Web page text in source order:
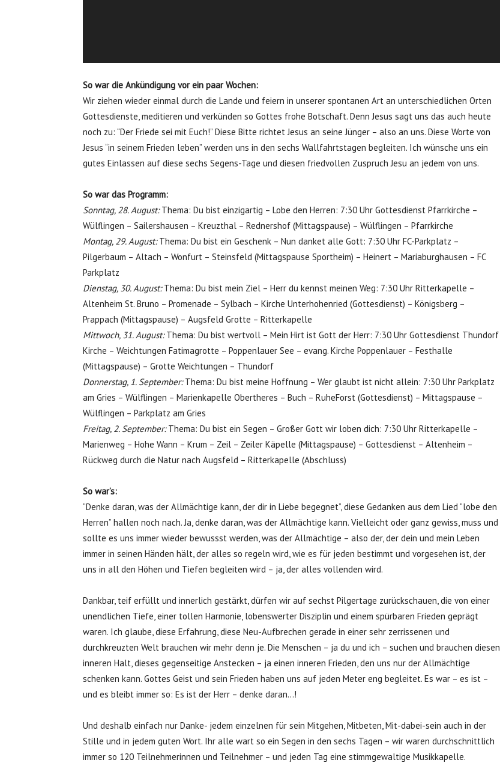
So war die Ankündigung vor ein paar Wochen:
Wir ziehen wieder einmal durch die Lande und feiern in unserer spontanen Art an unterschiedlichen Orten
Gottesdienste, meditieren und verkünden so Gottes frohe Botschaft. Denn Jesus sagt uns das auch heute
noch zu: “Der Friede sei mit Euch!” Diese Bitte richtet Jesus an seine Jünger – also an uns. Diese Worte von
Jesus “in seinem Frieden leben” werden uns in den sechs Wallfahrtstagen begleiten. Ich wünsche uns ein
gutes Einlassen auf diese sechs Segens-Tage und diesen friedvollen Zuspruch Jesu an jedem von uns.
So war das Programm:
Sonntag, 28. August:Thema: Du bist einzigartig – Lobe den Herren: 7:30 Uhr Gottesdienst Pfarrkirche –
Wülflingen – Sailershausen – Kreuzthal – Rednershof (Mittagspause) – Wülflingen – Pfarrkirche
Montag, 29. August:Thema: Du bist ein Geschenk – Nun danket alle Gott: 7:30 Uhr FC-Parkplatz –
Pilgerbaum – Altach – Wonfurt – Steinsfeld (Mittagspause Sportheim) – Heinert – Mariaburghausen – FC
Parkplatz
Dienstag, 30. August:Thema: Du bist mein Ziel – Herr du kennst meinen Weg: 7:30 Uhr Ritterkapelle –
Altenheim St. Bruno – Promenade – Sylbach – Kirche Unterhohenried (Gottesdienst) – Königsberg –
Prappach (Mittagspause) – Augsfeld Grotte – Ritterkapelle
Mittwoch, 31. August:Thema: Du bist wertvoll – Mein Hirt ist Gott der Herr: 7:30 Uhr Gottesdienst Thundorf
Kirche – Weichtungen Fatimagrotte – Poppenlauer See – evang. Kirche Poppenlauer – Festhalle
(Mittagspause) – Grotte Weichtungen – Thundorf
Donnerstag, 1. September:Thema: Du bist meine Hoffnung – Wer glaubt ist nicht allein: 7:30 Uhr Parkplatz
am Gries – Wülflingen – Marienkapelle Obertheres – Buch – RuheForst (Gottesdienst) – Mittagspause –
Wülflingen – Parkplatz am Gries
Freitag, 2. September:Thema: Du bist ein Segen – Großer Gott wir loben dich: 7:30 Uhr Ritterkapelle –
Marienweg – Hohe Wann – Krum – Zeil – Zeiler Käpelle (Mittagspause) – Gottesdienst – Altenheim –
Rückweg durch die Natur nach Augsfeld – Ritterkapelle (Abschluss)
So war’s:
“Denke daran, was der Allmächtige kann, der dir in Liebe begegnet”, diese Gedanken aus dem Lied “lobe den
Herren” hallen noch nach. Ja, denke daran, was der Allmächtige kann. Vielleicht oder ganz gewiss, muss und
sollte es uns immer wieder bewussst werden, was der Allmächtige – also der, der dein und mein Leben
immer in seinen Händen hält, der alles so regeln wird, wie es für jeden bestimmt und vorgesehen ist, der
uns in all den Höhen und Tiefen begleiten wird – ja, der alles vollenden wird.
Dankbar, teif erfüllt und innerlich gestärkt, dürfen wir auf sechst Pilgertage zurückschauen, die von einer
unendlichen Tiefe, einer tollen Harmonie, lobenswerter Disziplin und einem spürbaren Frieden geprägt
waren. Ich glaube, diese Erfahrung, diese Neu-Aufbrechen gerade in einer sehr zerrissenen und
durchkreuzten Welt brauchen wir mehr denn je. Die Menschen – ja du und ich – suchen und brauchen diesen
inneren Halt, dieses gegenseitige Anstecken – ja einen inneren Frieden, den uns nur der Allmächtige
schenken kann. Gottes Geist und sein Frieden haben uns auf jeden Meter eng begleitet. Es war – es ist –
und es bleibt immer so: Es ist der Herr – denke daran…!
Und deshalb einfach nur Danke- jedem einzelnen für sein Mitgehen, Mitbeten, Mit-dabei-sein auch in der
Stille und in jedem guten Wort. Ihr alle wart so ein Segen in den sechs Tagen – wir waren durchschnittlich
immer so 120 Teilnehmerinnen und Teilnehmer – und jeden Tag eine stimmgewaltige Musikkapelle.